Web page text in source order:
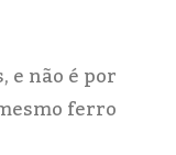
não é por
ferro